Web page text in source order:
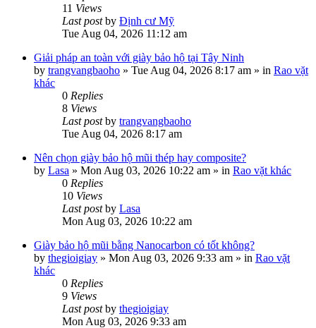
11 Views
Last postby Định cư Mỹ
Tue Aug 04, 2026 11:12 am
Giải pháp an toàn với giày bảo hộ tại Tây Ninh
by trangvangbaoho » Tue Aug 04, 2026 8:17 am » in Rao vặt
khác
0 Replies
8 Views
Last postby trangvangbaoho
Tue Aug 04, 2026 8:17 am
Nên chọn giày bảo hộ mũi thép hay composite?
by Lasa » Mon Aug 03, 2026 10:22 am » in Rao vặt khác
0 Replies
10 Views
Last postby Lasa
Mon Aug 03, 2026 10:22 am
Giày bảo hộ mũi bằng Nanocarbon có tốt không?
by thegioigiay » Mon Aug 03, 2026 9:33 am » in Rao vặt
khác
0 Replies
9 Views
Last postby thegioigiay
Mon Aug 03, 2026 9:33 am